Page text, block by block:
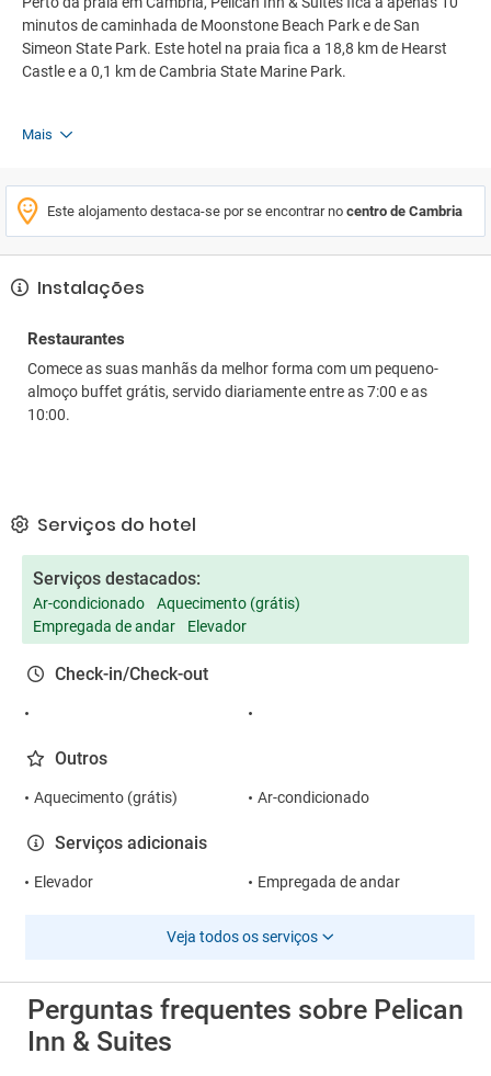
minutos de caminhada de Moonstone Beach Park e de San
Simeon State Park. Este hotel na praia fica a 18,8 km de Hearst
Castle e a 0,1 km de Cambria State Marine Park.
Mais
Este alojamento destaca-se por se encontrar no centro de Cambria
Instalações
Restaurantes
Comece as suas manhãs da melhor forma com um pequeno-
almoço buffet grátis, servido diariamente entre as 7:00 e as
10:00.
Serviços do hotel
Serviços destacados:
Ar-condicionado
Aquecimento (grátis)
Empregada de andar
Elevador
Check-in/Check-out
Outros
Aquecimento (grátis) Ar-condicionado
Serviços adicionais
Elevador Empregada de andar
Veja todos os serviços
Perguntas frequentes sobre Pelican
Inn & Suites